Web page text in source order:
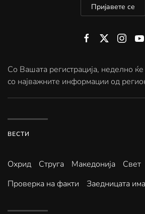
Пријавете се
Со Вашата регистрација, неделно
со најважните информации од
ВЕСТИ
Охрид Струга Македонија Свет
Проверка на факти
Заедницата